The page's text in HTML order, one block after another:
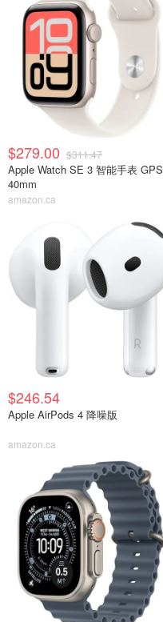
$279.00 $311.47
Apple Watch SE 3 智能手表 GPS
40mm
amazon.ca
$246.54
Apple AirPods 4 降噪版
amazon.ca